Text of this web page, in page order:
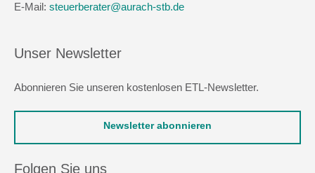
E-Mail: steuerberater@aurach-stb.de
Unser Newsletter
Abonnieren Sie unseren kostenlosen ETL-Newsletter.
Newsletter abonnieren
Folgen Sie uns